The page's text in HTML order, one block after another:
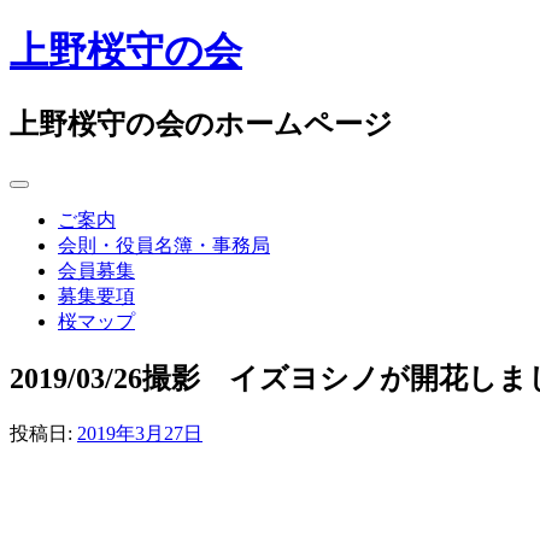
コ
ン
ン
ツ
ス
上野桜守の会
上野桜守の会のホームページ
ご案内
会則・役員名簿・事務局
会員募集
募集要項
桜マップ
2019/03/26撮影 イズヨシノが開花しま
投稿日: 2019年3月27日